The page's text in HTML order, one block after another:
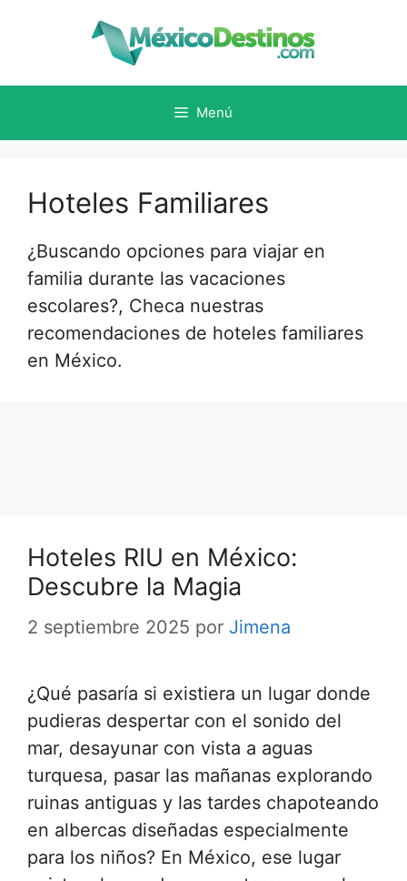
Menú
Hoteles Familiares
¿Buscando opciones para viajar en
familia durante las vacaciones
escolares?, Checa nuestras
recomendaciones de hoteles familiares
en México.
Hoteles RIU en México:
Descubre la Magia
2 septiembre 2025 por Jimena
¿Qué pasaría si existiera un lugar donde
pudieras despertar con el sonido del
mar, desayunar con vista a aguas
turquesa, pasar las mañanas explorando
ruinas antiguas y las tardes chapoteando
en albercas diseñadas especialmente
para los niños? En México, ese lugar